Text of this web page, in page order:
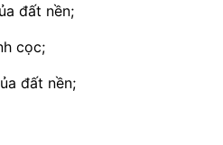
đất nền;
cọc;
đất nền;